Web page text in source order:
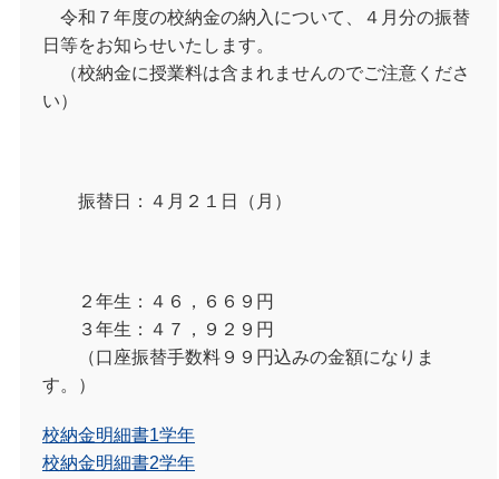
令和７年度の校納金の納入について、４月分の振替
日等をお知らせいたします。
（校納金に授業料は含まれませんのでご注意くださ
い）
振替日：４月２１日（月）
２年生：４６，６６９円
３年生：４７，９２９円
（口座振替手数料９９円込みの金額になりま
す。）
校納金明細書1学年
校納金明細書2学年